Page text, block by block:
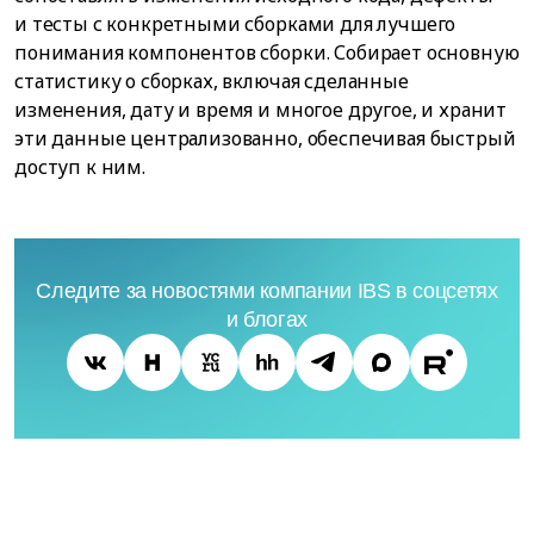
и тесты с конкретными сборками для лучшего
понимания компонентов сборки. Собирает основную
статистику о сборках, включая сделанные
изменения, дату и время и многое другое, и хранит
эти данные централизованно, обеспечивая быстрый
доступ к ним.
Следите за новостями компании IBS в соцсетях
и блогах